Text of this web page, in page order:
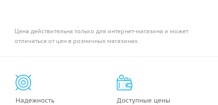
Цена действительна только для интернет-магазина и может
отличаться от цен в розничных магазинах
Надежность
Доступные цены